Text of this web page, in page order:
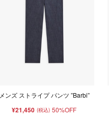
メンズ ストライプ パンツ ”Barbi”
¥21,450 (税込) 50%OFF